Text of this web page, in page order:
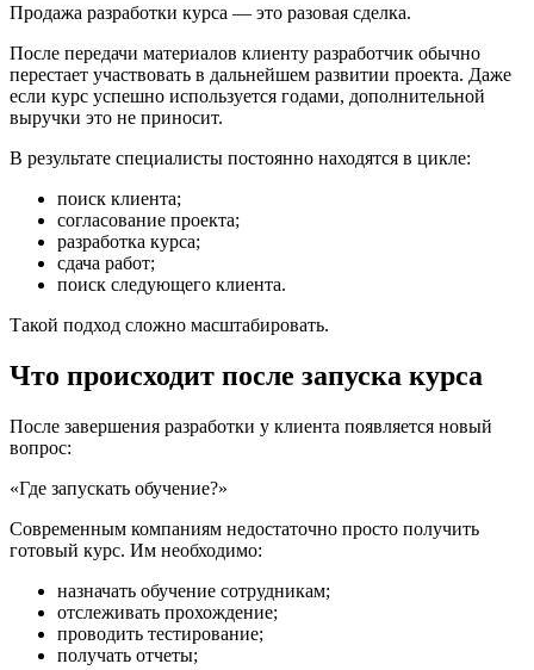
Продажа разработки курса — это разовая сделка.
После передачи материалов клиенту разработчик обычно
перестает участвовать в дальнейшем развитии проекта. Даже
если курс успешно используется годами, дополнительной
выручки это не приносит.
В результате специалисты постоянно находятся в цикле:
поиск клиента;
согласование проекта;
разработка курса;
сдача работ;
поиск следующего клиента.
Такой подход сложно масштабировать.
Что происходит после запуска курса
После завершения разработки у клиента появляется новый
вопрос:
«Где запускать обучение?»
Современным компаниям недостаточно просто получить
готовый курс. Им необходимо:
назначать обучение сотрудникам;
отслеживать прохождение;
проводить тестирование;
получать отчеты;